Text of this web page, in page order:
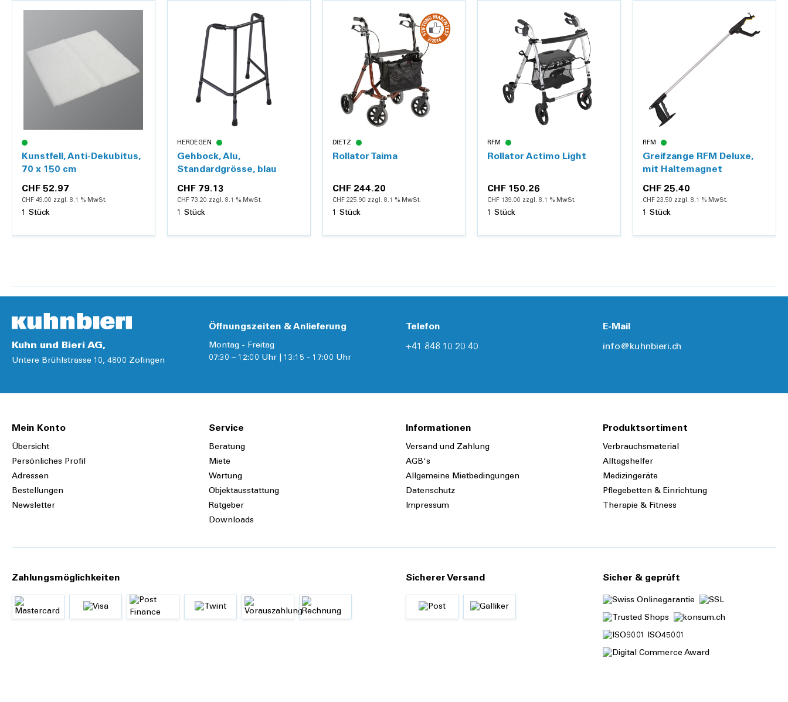
Kunstfell, Anti-Dekubitus,
70 x 150 cm
CHF 52.97
CHF 49.00 zzgl. 8.1 % MwSt.
1 Stück
HERDEGEN
Gehbock, Alu,
Standardgrösse, blau
CHF 79.13
CHF 73.20 zzgl. 8.1 % MwSt.
1 Stück
DIETZ
Rollator Taima
CHF 244.20
CHF 225.90 zzgl. 8.1 % MwSt.
1 Stück
RFM
Rollator Actimo Light
CHF 150.26
CHF 139.00 zzgl. 8.1 % MwSt.
1 Stück
RFM
Greifzange RFM Deluxe,
mit Haltemagnet
CHF 25.40
CHF 23.50 zzgl. 8.1 % MwSt.
1 Stück
Kuhn und Bieri AG,
Untere Brühlstrasse 10, 4800 Zofingen
Öffnungszeiten & Anlieferung
Montag - Freitag
07:30 – 12:00 Uhr | 13:15 - 17:00 Uhr
Telefon
+41 848 10 20 40
E-Mail
info@kuhnbieri.ch
Mein Konto
Übersicht
Persönliches Profil
Adressen
Bestellungen
Newsletter
Service
Beratung
Miete
Wartung
Objektausstattung
Ratgeber
Downloads
Informationen
Versand und Zahlung
AGB's
Allgemeine Mietbedingungen
Datenschutz
Impressum
Produktsortiment
Verbrauchsmaterial
Alltagshelfer
Medizingeräte
Pflegebetten & Einrichtung
Therapie & Fitness
Zahlungsmöglichkeiten Sicherer Versand Sicher & geprüft